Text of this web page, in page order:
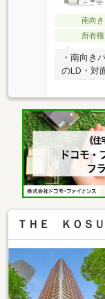
っと新丸
探しを
ご相談は
南向き
所有権
・南向き
のLD・対
ＴＨＥ ＫＯＳ